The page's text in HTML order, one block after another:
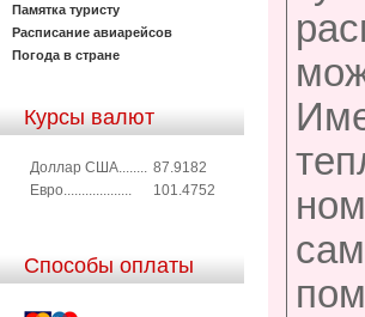
Памятка туристу
Расписание авиарейсов
Погода в стране
Курсы валют
Доллар США........ 87.9182
Евро...................
101.4752
Способы оплаты